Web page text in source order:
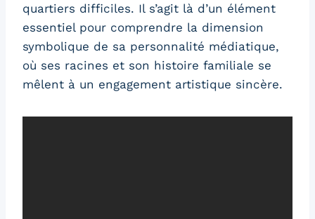
quartiers difficiles. Il s’agit là d’un élément
essentiel pour comprendre la dimension
symbolique de sa personnalité médiatique,
où ses racines et son histoire familiale se
mêlent à un engagement artistique sincère.